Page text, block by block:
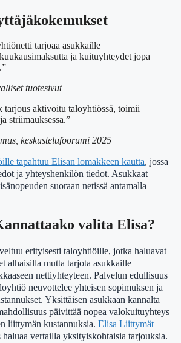
tarjoaa asukkaille
ja kuituyhteydet jopa
tuotesivut
tarjous aktivoitu taloyhtiössä, toimii
striimauksessa.”
keskustelufoorumi 2025
tapahtuu Elisan lomakkeen kautta, jossa
ja yhteyshenkilön tiedot. Asukkaat
suoraan netissä antamalla
valita Elisa?
erityisesti taloyhtiöille, jotka haluavat
alhaisilla mutta tarjota asukkaille
nettiyhteyteen. Palvelun edullisuus
neuvottelee yhteisen sopimuksen ja
Yksittäisen asukkaan kannalta
päivittää nopea valokuituyhteys
liittymän kustannuksia. Elisa Liittymät
haluaa vertailla yksityiskohtaisia tarjouksia.